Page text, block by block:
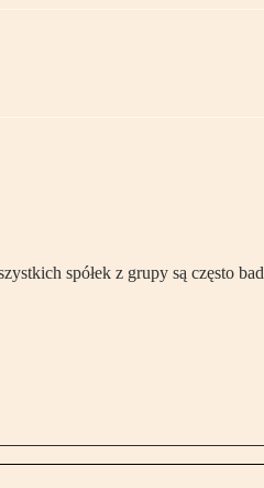
spółek z grupy są często